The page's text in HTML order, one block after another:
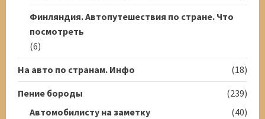
Финляндия. Автопутешествия по стране. Что
посмотреть
(6)
На авто по странам. Инфо
(18)
Пение бороды
(239)
Автомобилисту на заметку
(40)